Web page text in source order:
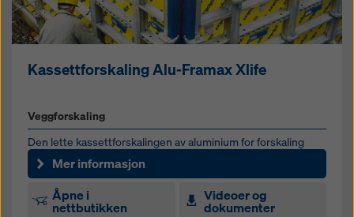
Kassettforskaling Alu-Framax Xlife
Veggforskaling
Den lette kassettforskalingen av aluminium for forskaling
med og uten kran
Mer informasjon
Åpne i
nettbutikken
Videoer og
dokumenter